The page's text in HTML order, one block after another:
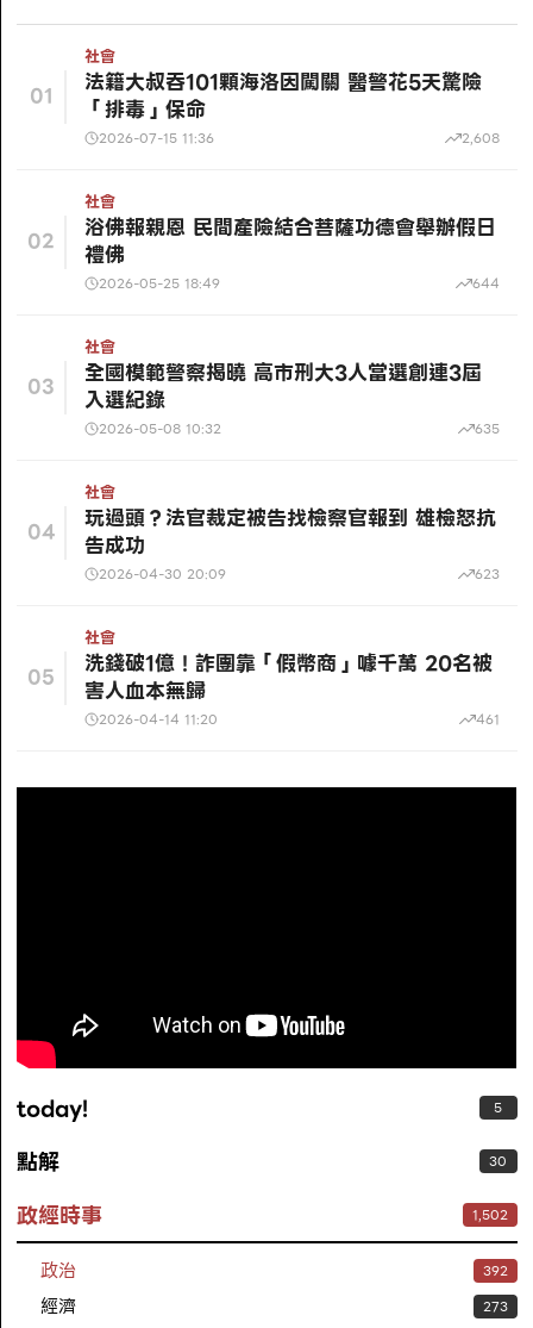
01
社會
法籍大叔吞101顆海洛因闖關 醫警花5天驚險
「排毒」保命
2026-07-15 11:36 2,608
02
社會
浴佛報親恩 民間產險結合菩薩功德會舉辦假日
禮佛
2026-05-25 18:49 644
03
社會
全國模範警察揭曉 高市刑大3人當選創連3屆
入選紀錄
2026-05-08 10:32 635
04
社會
玩過頭？法官裁定被告找檢察官報到 雄檢怒抗
告成功
2026-04-30 20:09 623
05
社會
洗錢破1億！詐團靠「假幣商」噱千萬 20名被
害人血本無歸
2026-04-14 11:20 461
today! 5
點解 30
政經時事 1,502
政治 392
經濟 273